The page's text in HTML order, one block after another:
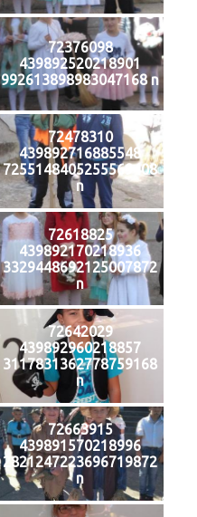
72376098
439892520218901
992613898983047168 n
72478310
439892716885548
7255148405255569408
n
72618825
439892170218936
3329448692125007872
n
72642029
439892960218857
3117831362778759168
n
72663915
439891570218996
2821247223696719872
n